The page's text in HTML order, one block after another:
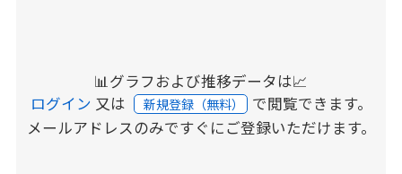
📊グラフおよび推移データは📈
ログイン 又は 新規登録（無料） で閲覧できます。
メールアドレスのみですぐにご登録いただけます。